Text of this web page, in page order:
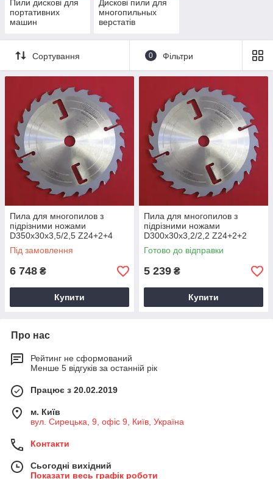
Пили дискові для
портативних
машин
Дискові пили для
многопильных
верстатів
Сортування 0 Фільтри
Пила для многопилов з
підрізними ножами
D350x30х3,5/2,5 Z24+2+4
LM3503530246
Під замовлення
6 748 ₴
Купити
Пила для многопилов з
підрізними ножами
D300x30х3,2/2,2 Z24+2+2
LM3003230F244
Готово до відправки
5 239 ₴
Купити
Про нас
Рейтинг не сформований
Менше 5 відгуків за останній рік
Працює з 20.02.2019
м. Київ
вул. Сирецька, 9, офіс 9, Київ, Україна
Контакти
Сьогодні вихідний
Показати весь графік роботи